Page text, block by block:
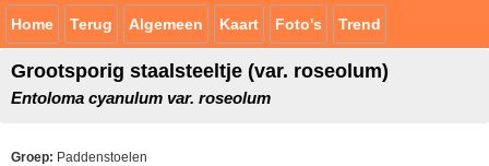
Home Terug Algemeen Kaart Foto's Trend
Grootsporig staalsteeltje (var. roseolum)
Entoloma cyanulum var. roseolum
Groep: Paddenstoelen